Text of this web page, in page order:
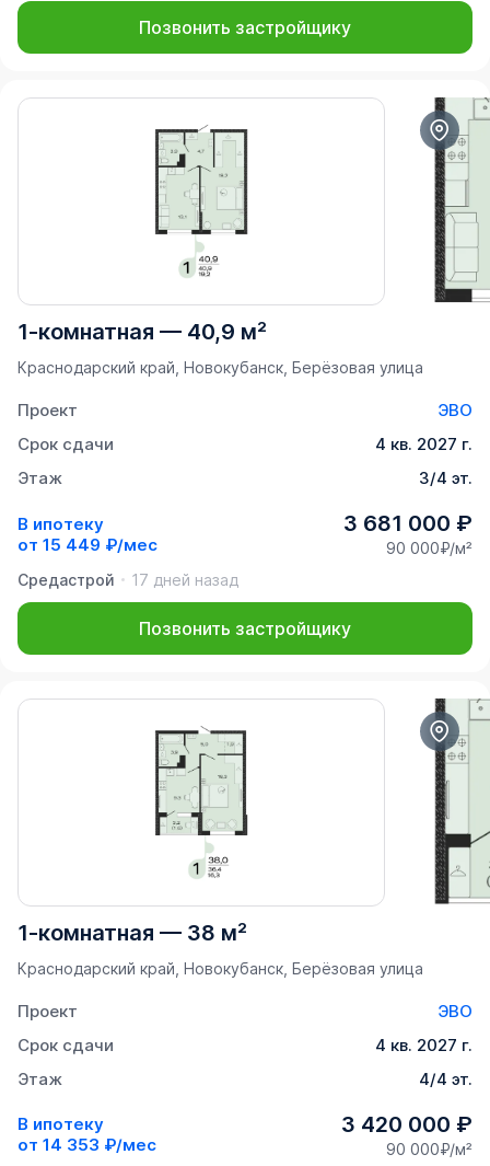
Позвонить застройщику
1-комнатная — 40,9 м²
Краснодарский край, Новокубанск, Берёзовая улица
Проект
ЭВО
Срок сдачи
4 кв. 2027 г.
Этаж
3/4 эт.
В ипотеку
от 15 449 ₽/мес
3 681 000 ₽
90 000₽/м²
Средастрой
17 дней назад
Позвонить застройщику
1-комнатная — 38 м²
Краснодарский край, Новокубанск, Берёзовая улица
Проект
ЭВО
Срок сдачи
4 кв. 2027 г.
Этаж
4/4 эт.
В ипотеку
от 14 353 ₽/мес
3 420 000 ₽
90 000₽/м²